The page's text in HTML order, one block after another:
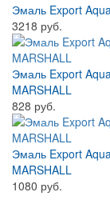
Эмаль Export
3218 руб.
Эмаль Export
MARSHALL
828 руб.
Эмаль Export
MARSHALL
1080 руб.